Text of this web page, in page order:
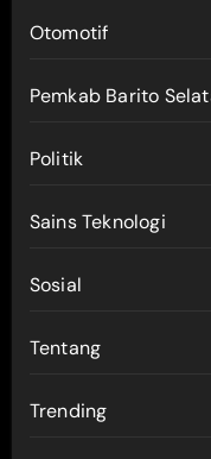
Otomotif
Pemkab Barito
Politik
Sains Teknologi
Sosial
Tentang
Trending